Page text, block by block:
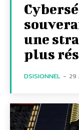
une
plus
DSISIONNEL - 29